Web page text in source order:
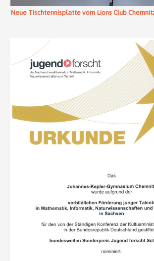
Neue Tischtennisplatte vom Lions Club